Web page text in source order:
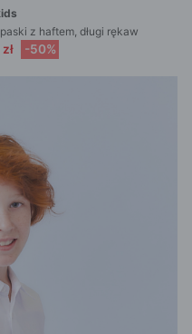
z haftem, długi rękaw
-50%